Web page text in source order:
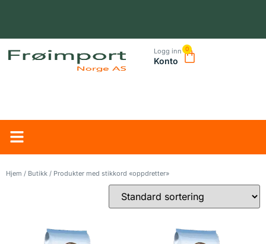
NORSK LEVERANDØR – TRYGG HANDEL OG RASK LEVERING
Logg inn
Konto
0
Hjem / Butikk / Produkter med stikkord «oppdretter»